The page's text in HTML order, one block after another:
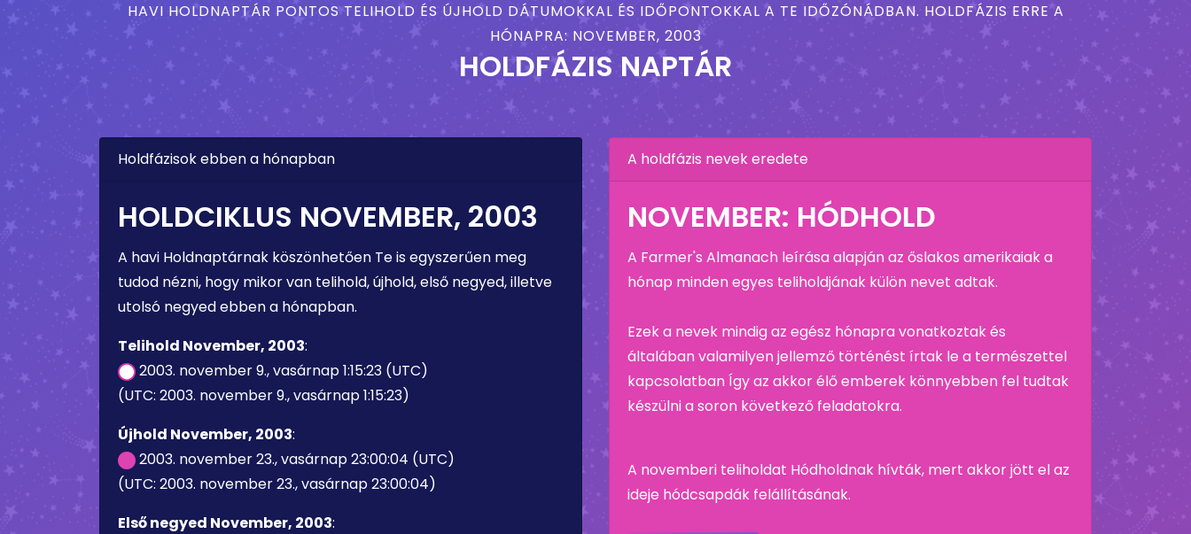
HAVI HOLDNAPTÁR PONTOS TELIHOLD ÉS ÚJHOLD DÁTUMOKKAL ÉS IDŐPONTOKKAL A TE IDŐZÓNÁDBAN. HOLDFÁZIS ERRE A
HÓNAPRA: NOVEMBER, 2003
HOLDFÁZIS NAPTÁR
Holdfázisok ebben a hónapban
HOLDCIKLUS NOVEMBER, 2003
A havi Holdnaptárnak köszönhetően Te is egyszerűen meg
tudod nézni, hogy mikor van telihold, újhold, első negyed, illetve
utolsó negyed ebben a hónapban.
Telihold November, 2003:
2003. november 9., vasárnap 1:15:23 (UTC)
(UTC: 2003. november 9., vasárnap 1:15:23)
Újhold November, 2003:
2003. november 23., vasárnap 23:00:04 (UTC)
(UTC: 2003. november 23., vasárnap 23:00:04)
Első negyed November, 2003:
A holdfázis nevek eredete
NOVEMBER: HÓDHOLD
A Farmer's Almanach leírása alapján az őslakos amerikaiak a
hónap minden egyes teliholdjának külön nevet adtak.
Ezek a nevek mindig az egész hónapra vonatkoztak és
általában valamilyen jellemző történést írtak le a természettel
kapcsolatban Így az akkor élő emberek könnyebben fel tudtak
készülni a soron következő feladatokra.
A novemberi teliholdat Hódholdnak hívták, mert akkor jött el az
ideje hódcsapdák felállításának.